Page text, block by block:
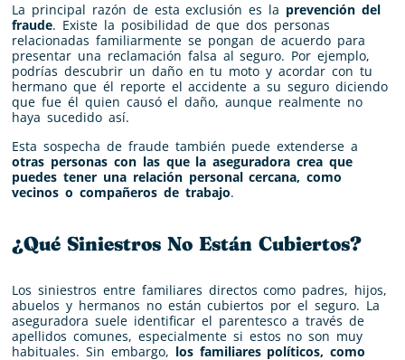
La principal razón de esta exclusión es la prevención del
fraude. Existe la posibilidad de que dos personas
relacionadas familiarmente se pongan de acuerdo para
presentar una reclamación falsa al seguro. Por ejemplo,
podrías descubrir un daño en tu moto y acordar con tu
hermano que él reporte el accidente a su seguro diciendo
que fue él quien causó el daño, aunque realmente no
haya sucedido así.
Esta sospecha de fraude también puede extenderse a
otras personas con las que la aseguradora crea que
puedes tener una relación personal cercana, como
vecinos o compañeros de trabajo.
¿Qué Siniestros No Están Cubiertos?
Los siniestros entre familiares directos como padres, hijos,
abuelos y hermanos no están cubiertos por el seguro. La
aseguradora suele identificar el parentesco a través de
apellidos comunes, especialmente si estos no son muy
habituales. Sin embargo, los familiares políticos, como